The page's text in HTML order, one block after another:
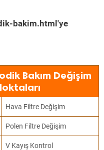
bakim.html'ye
Bakım Değişim
Hava Filtre Değişim
Polen Filtre Değişim
V Kayış Kontrol